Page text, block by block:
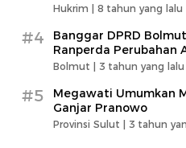
Hukrim | 8 tahun yang lalu
#4
Banggar DPRD
Ranperda Perubahan
Bolmut | 3 tahun yang lalu
#5
Megawati Umumkan
Ganjar Pranowo
Provinsi Sulut | 3 tahun